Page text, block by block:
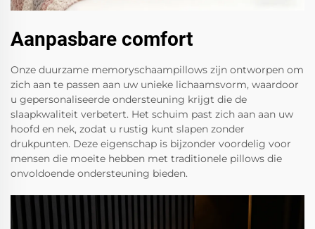
Aanpasbare comfort
Onze duurzame memoryschaampillows zijn ontworpen om
zich aan te passen aan uw unieke lichaamsvorm, waardoor
u gepersonaliseerde ondersteuning krijgt die de
slaapkwaliteit verbetert. Het schuim past zich aan aan uw
hoofd en nek, zodat u rustig kunt slapen zonder
drukpunten. Deze eigenschap is bijzonder voordelig voor
mensen die moeite hebben met traditionele pillows die
onvoldoende ondersteuning bieden.